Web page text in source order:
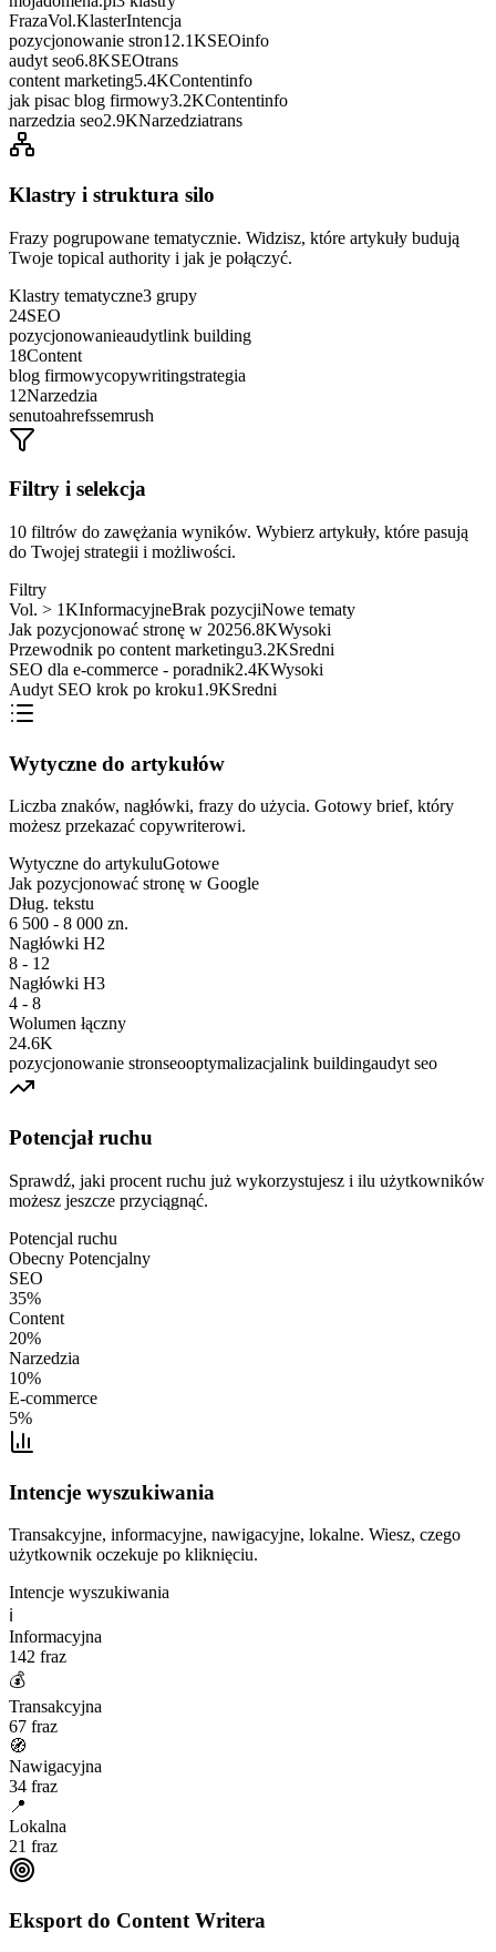
FrazaVol.KlasterIntencja
pozycjonowanie stron12.1KSEOinfo
audyt seo6.8KSEOtrans
content marketing5.4KContentinfo
jak pisac blog firmowy3.2KContentinfo
narzedzia seo2.9KNarzedziatrans
Klastry i struktura silo
Frazy pogrupowane tematycznie. Widzisz, które artykuły budują
Twoje topical authority i jak je połączyć.
Klastry tematyczne3 grupy
24SEO
pozycjonowanieaudytlink building
18Content
blog firmowycopywritingstrategia
12Narzedzia
senutoahrefssemrush
Filtry i selekcja
10 filtrów do zawężania wyników. Wybierz artykuły, które pasują
do Twojej strategii i możliwości.
Filtry
Vol. > 1KInformacyjneBrak pozycjiNowe tematy
Jak pozycjonować stronę w 20256.8KWysoki
Przewodnik po content marketingu3.2KSredni
SEO dla e-commerce - poradnik2.4KWysoki
Audyt SEO krok po kroku1.9KSredni
Wytyczne do artykułów
Liczba znaków, nagłówki, frazy do użycia. Gotowy brief, który
możesz przekazać copywriterowi.
Wytyczne do artykuluGotowe
Jak pozycjonować stronę w Google
Dług. tekstu
6 500 - 8 000 zn.
Nagłówki H2
8 - 12
Nagłówki H3
4 - 8
Wolumen łączny
24.6K
pozycjonowanie stronseooptymalizacjalink buildingaudyt seo
Potencjał ruchu
Sprawdź, jaki procent ruchu już wykorzystujesz i ilu użytkowników
możesz jeszcze przyciągnąć.
Potencjal ruchu
Obecny Potencjalny
SEO
35%
Content
20%
Narzedzia
10%
E-commerce
5%
Intencje wyszukiwania
Transakcyjne, informacyjne, nawigacyjne, lokalne. Wiesz, czego
użytkownik oczekuje po kliknięciu.
Intencje wyszukiwania
ℹ
Informacyjna
142 fraz
💰
Transakcyjna
67 fraz
🧭
Nawigacyjna
34 fraz
📍
Lokalna
21 fraz
Eksport do Content Writera